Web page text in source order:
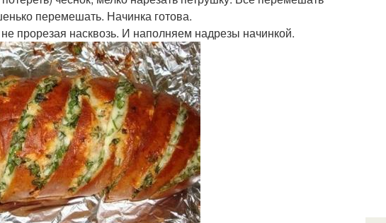
перемешать. Начинка готова.
прорезая насквозь. И наполняем надрезы начинкой.